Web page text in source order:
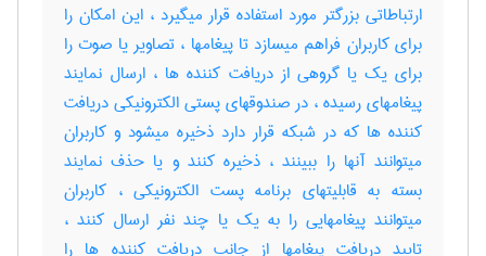
ارتباطاتی بزرگتر مورد استفاده قرار میگیرد ، این امکان را
برای کاربران فراهم میسازد تا پیغامها ، تصاویر یا صوت را
برای یک یا گروهی از دریافت کننده ها ، ارسال نمایند
پیغامهای رسیده ، در صندوقهای پستی الکترونیکی دریافت
کننده ها که در شبکه قرار دارد ذخیره میشود و کاربران
میتوانند آنها را ببینند ، ذخیره کنند و یا حذف نمایند
بسته به قابلیتهای برنامه پست الکترونیکی ، کاربران
میتوانند پیغامهایی را به یک یا چند نفر ارسال کنند ،
تایید دریافت پیغامها از جانب دریافت کننده ها را